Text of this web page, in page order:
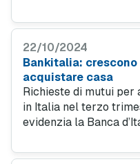
22/10/2024
Bankitalia:
acquistare casa
Richieste di mutui per
in Italia nel terzo
evidenzia la Banca
tassi sia sul fisso che